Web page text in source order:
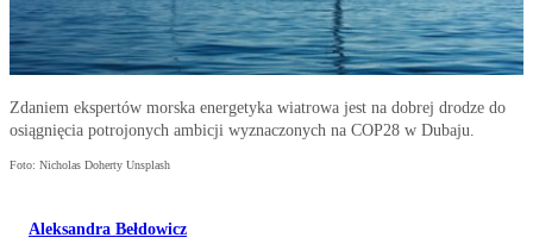
Zdaniem ekspertów morska energetyka wiatrowa jest na dobrej drodze do
osiągnięcia potrojonych ambicji wyznaczonych na COP28 w Dubaju.
Foto: Nicholas Doherty Unsplash
Aleksandra Bełdowicz